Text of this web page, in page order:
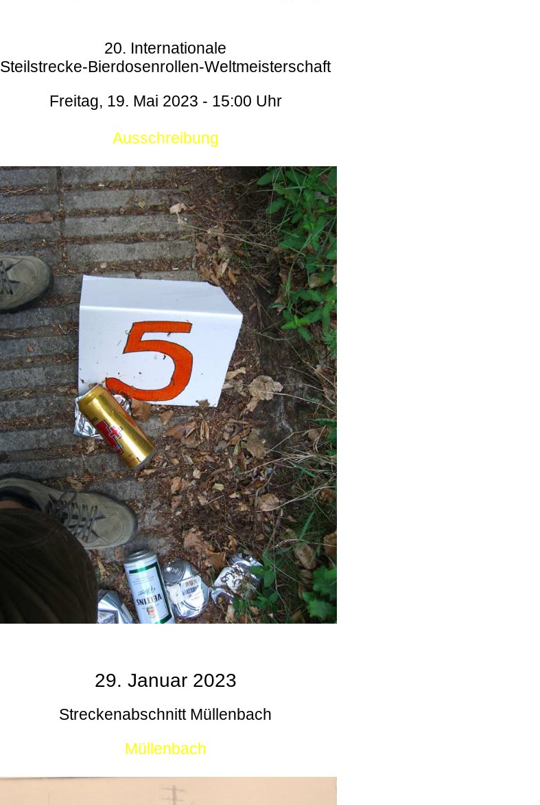
20. Internationale
Steilstrecke-Bierdosenrollen-Weltmeisterschaft
Freitag, 19. Mai 2023 - 15:00 Uhr
Ausschreibung
29. Januar 2023
Streckenabschnitt Müllenbach
Müllenbach